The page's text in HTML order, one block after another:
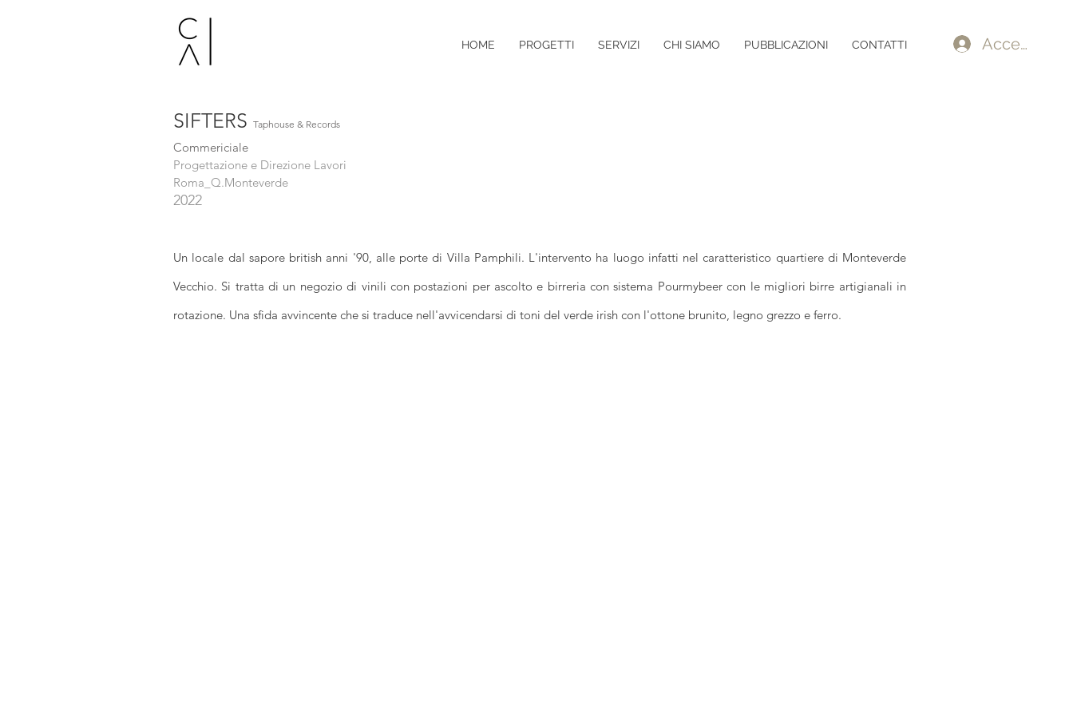
HOME PROGETTI SERVIZI CHI SIAMO PUBBLICAZIONI CONTATTI Accedi
SIFTERS Taphouse & Records
Commericiale
Progettazione e Direzione Lavori
Roma_Q.Monteverde
2022
Un locale dal sapore british anni '90, alle porte di Villa Pamphili. L'intervento ha luogo infatti nel caratteristico quartiere di Monteverde
Vecchio. Si tratta di un negozio di vinili con postazioni per ascolto e birreria con sistema Pourmybeer con le migliori birre artigianali in
rotazione. Una sfida avvincente che si traduce nell'avvicendarsi di toni del verde irish con l'ottone brunito, legno grezzo e ferro.